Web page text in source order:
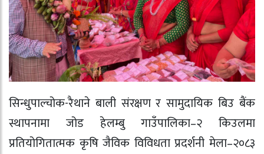
सिन्धुपाल्चोक-रैथाने बाली संरक्षण र सामुदायिक बिउ बैंक
स्थापनामा जोड हेलम्बु गाउँपालिका–२ किउलमा
प्रतियोगितात्मक कृषि जैविक विविधता प्रदर्शनी मेला–२०८३